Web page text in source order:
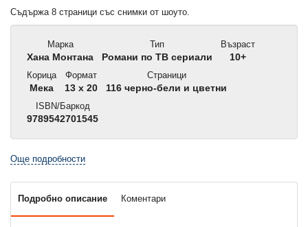
Съдържа 8 страници със снимки от шоуто.
Марка
Хана Монтана
Тип
Романи по ТВ сериали
Възраст
10+
Корица
Мека
Формат
13 x 20
Страници
116 черно-бели и цветни
ISBN/Баркод
9789542701545
Още подробности
Подробно описание Коментари